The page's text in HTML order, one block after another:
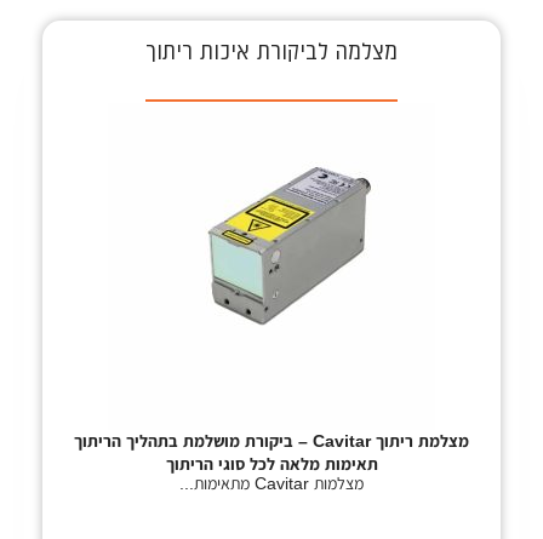
מצלמה לביקורת איכות ריתוך
מצלמת ריתוך Cavitar – ביקורת מושלמת בתהליך הריתוך
תאימות מלאה לכל סוגי הריתוך
מצלמות Cavitar מתאימות...